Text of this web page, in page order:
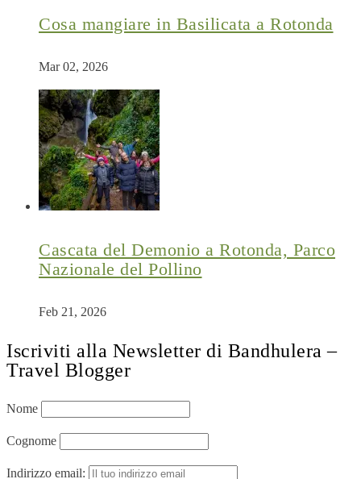
Cosa mangiare in Basilicata a Rotonda
Mar 02, 2026
Cascata del Demonio a Rotonda, Parco
Nazionale del Pollino
Feb 21, 2026
Iscriviti alla Newsletter di Bandhulera –
Travel Blogger
Nome
Cognome
Indirizzo email: